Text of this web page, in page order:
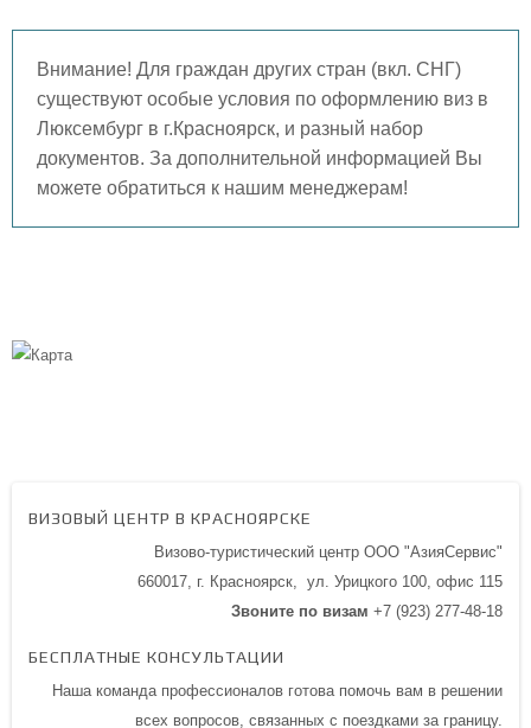
Внимание! Для граждан других стран (вкл. СНГ)
существуют особые условия по оформлению виз в
Люксембург в г.Красноярск, и разный набор
документов. За дополнительной информацией Вы
можете обратиться к нашим менеджерам!
ВИЗОВЫЙ ЦЕНТР В КРАСНОЯРСКЕ
Визово-туристический центр ООО "АзияСервис"
660017, г. Красноярск,
ул. Урицкого 100, офис 115
Звоните по визам +7 (923) 277-48-18
БЕСПЛАТНЫЕ КОНСУЛЬТАЦИИ
Наша команда профессионалов готова помочь вам в решении
всех вопросов, связанных с поездками за границу.